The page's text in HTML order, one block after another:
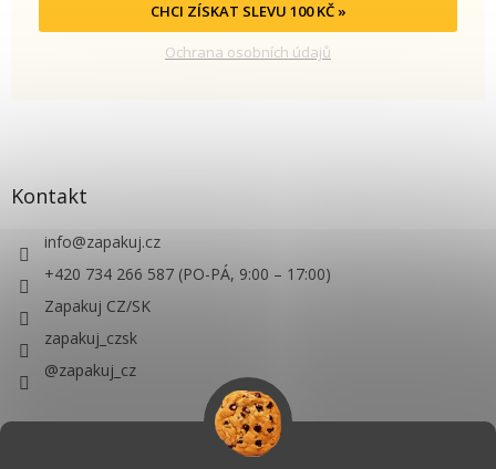
CHCI ZÍSKAT SLEVU 100 KČ »
Ochrana osobních údajů
Kontakt
info@zapakuj.cz
+420 734 266 587 (PO-PÁ, 9:00 – 17:00)
Zapakuj CZ/SK
zapakuj_czsk
@zapakuj_cz